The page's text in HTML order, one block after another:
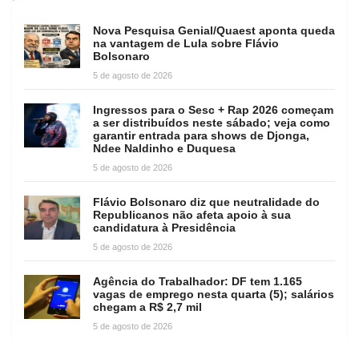
Nova Pesquisa Genial/Quaest aponta queda
na vantagem de Lula sobre Flávio
Bolsonaro
5 de agosto de 2026
Ingressos para o Sesc + Rap 2026 começam
a ser distribuídos neste sábado; veja como
garantir entrada para shows de Djonga,
Ndee Naldinho e Duquesa
5 de agosto de 2026
Flávio Bolsonaro diz que neutralidade do
Republicanos não afeta apoio à sua
candidatura à Presidência
5 de agosto de 2026
Agência do Trabalhador: DF tem 1.165
vagas de emprego nesta quarta (5); salários
chegam a R$ 2,7 mil
5 de agosto de 2026